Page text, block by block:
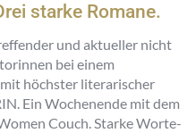
starke Romane.
und aktueller nicht
bei einem
höchster literarischer
Ein Wochenende mit dem
Couch. Starke Worte-